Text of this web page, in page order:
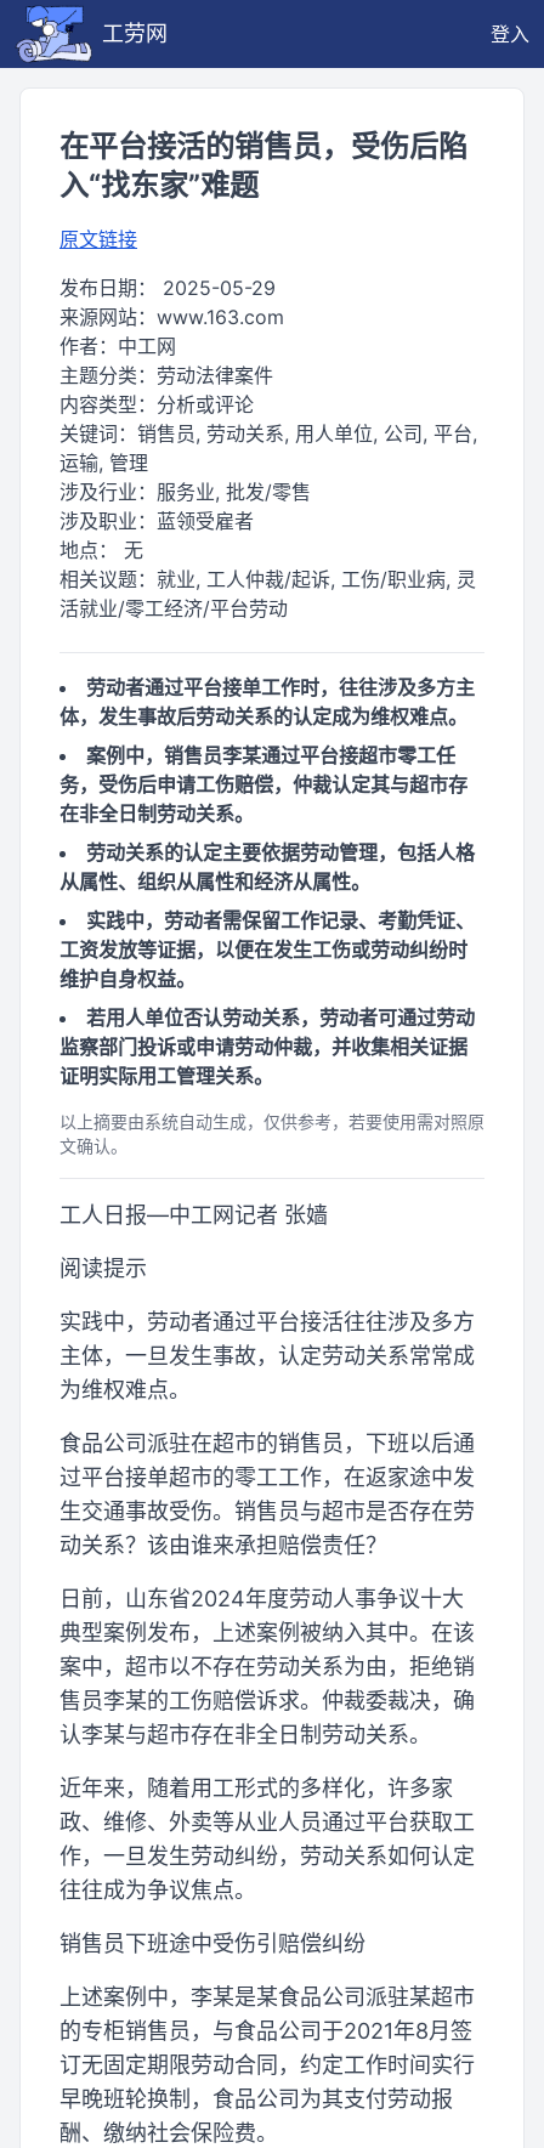
工劳网 登入
在平台接活的销售员，受伤后陷
入“找东家”难题
原文链接
发布日期： 2025-05-29
来源网站： www.163.com
作者： 中工网
主题分类： 劳动法律案件
内容类型： 分析或评论
关键词： 销售员, 劳动关系, 用人单位, 公司, 平台,
运输, 管理
涉及行业： 服务业, 批发/零售
涉及职业： 蓝领受雇者
地点： 无
相关议题： 就业, 工人仲裁/起诉, 工伤/职业病, 灵
活就业/零工经济/平台劳动
劳动者通过平台接单工作时，往往涉及多方主
体，发生事故后劳动关系的认定成为维权难点。
案例中，销售员李某通过平台接超市零工任
务，受伤后申请工伤赔偿，仲裁认定其与超市存
在非全日制劳动关系。
劳动关系的认定主要依据劳动管理，包括人格
从属性、组织从属性和经济从属性。
实践中，劳动者需保留工作记录、考勤凭证、
工资发放等证据，以便在发生工伤或劳动纠纷时
维护自身权益。
若用人单位否认劳动关系，劳动者可通过劳动
监察部门投诉或申请劳动仲裁，并收集相关证据
证明实际用工管理关系。
以上摘要由系统自动生成，仅供参考，若要使用需对照原
文确认。
工人日报—中工网记者 张嫱
阅读提示
实践中，劳动者通过平台接活往往涉及多方
主体，一旦发生事故，认定劳动关系常常成
为维权难点。
食品公司派驻在超市的销售员，下班以后通
过平台接单超市的零工工作，在返家途中发
生交通事故受伤。销售员与超市是否存在劳
动关系？该由谁来承担赔偿责任？
日前，山东省2024年度劳动人事争议十大
典型案例发布，上述案例被纳入其中。在该
案中，超市以不存在劳动关系为由，拒绝销
售员李某的工伤赔偿诉求。仲裁委裁决，确
认李某与超市存在非全日制劳动关系。
近年来，随着用工形式的多样化，许多家
政、维修、外卖等从业人员通过平台获取工
作，一旦发生劳动纠纷，劳动关系如何认定
往往成为争议焦点。
销售员下班途中受伤引赔偿纠纷
上述案例中，李某是某食品公司派驻某超市
的专柜销售员，与食品公司于2021年8月签
订无固定期限劳动合同，约定工作时间实行
早晚班轮换制，食品公司为其支付劳动报
酬、缴纳社会保险费。